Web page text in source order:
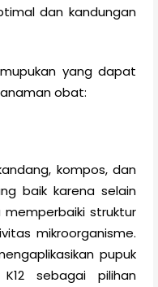
dan kandungan
yang dapat
obat:
kompos, dan
baik karena selain
memperbaiki struktur
mikroorganisme.
pupuk
K12 sebagai pilihan